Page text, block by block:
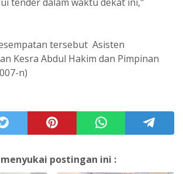
tersebut Asisten
Kesra Abdul Hakim dan Pimpinan
n)
postingan ini :